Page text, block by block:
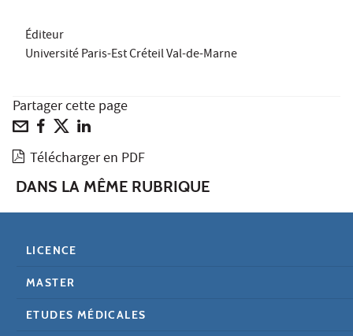
Éditeur
Université Paris-Est Créteil Val-de-Marne
Partager cette page
Télécharger en PDF
DANS LA MÊME RUBRIQUE
LICENCE
MASTER
ETUDES MÉDICALES